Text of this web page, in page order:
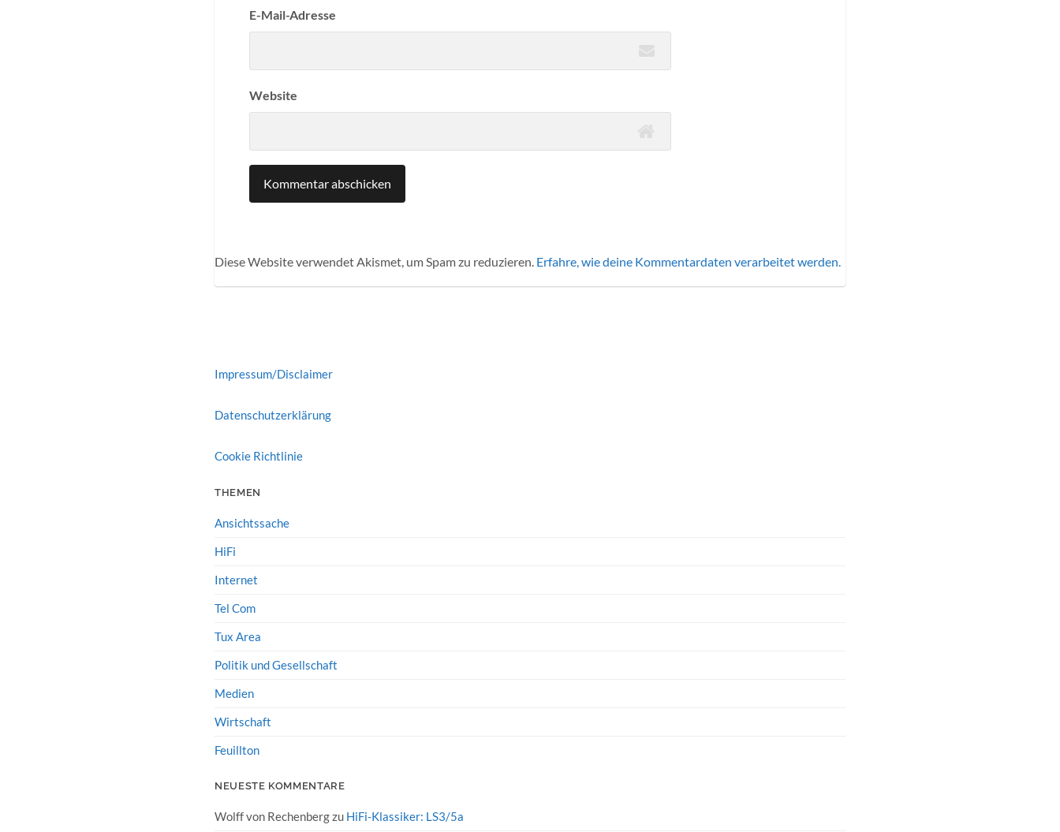
E-Mail-Adresse
Website
Diese Website verwendet Akismet, um Spam zu reduzieren. Erfahre, wie deine Kommentardaten verarbeitet werden.
Impressum/Disclaimer
Datenschutzerklärung
Cookie Richtlinie
THEMEN
Ansichtssache
HiFi
Internet
Tel Com
Tux Area
Politik und Gesellschaft
Medien
Wirtschaft
Feuillton
NEUESTE KOMMENTARE
Wolff von Rechenbergzu HiFi-Klassiker: LS3/5a